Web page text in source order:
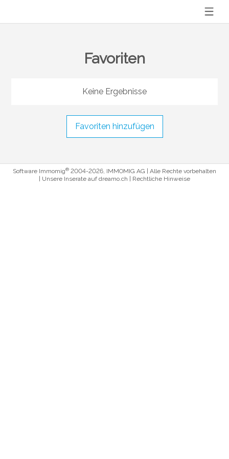
Favoriten
Keine Ergebnisse
Favoriten hinzufügen
Software Immomig® 2004-2026, IMMOMIG AG | Alle Rechte vorbehalten
| Unsere Inserate auf dreamo.ch Rechtliche Hinweise